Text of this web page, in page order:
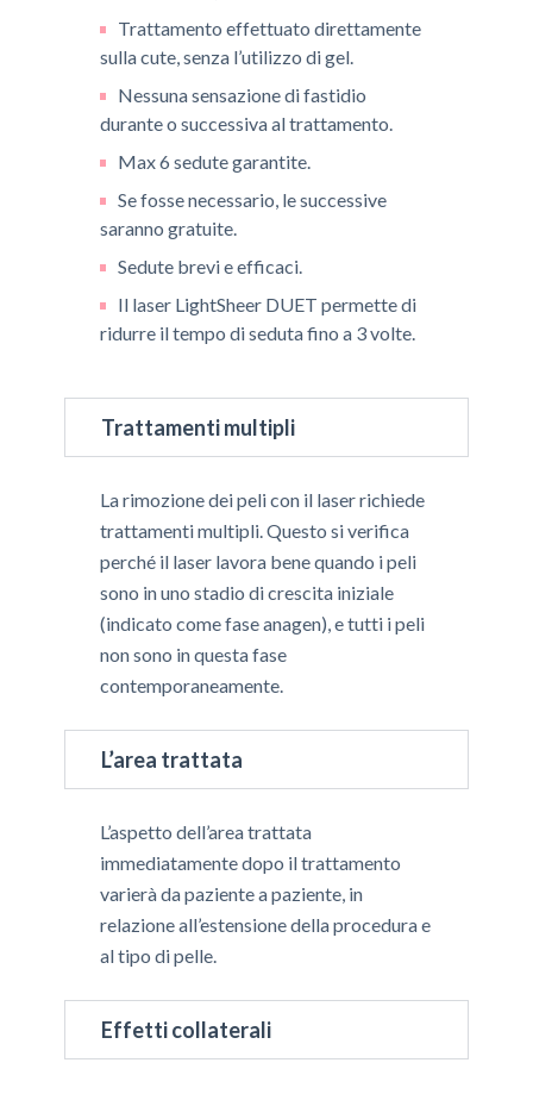
Trattamento effettuato direttamente
sulla cute, senza l’utilizzo di gel.
Nessuna sensazione di fastidio
durante o successiva al trattamento.
Max 6 sedute garantite.
Se fosse necessario, le successive
saranno gratuite.
Sedute brevi e efficaci.
Il laser LightSheer DUET permette di
ridurre il tempo di seduta fino a 3 volte.
Trattamenti multipli
La rimozione dei peli con il laser richiede
trattamenti multipli. Questo si verifica
perché il laser lavora bene quando i peli
sono in uno stadio di crescita iniziale
(indicato come fase anagen), e tutti i peli
non sono in questa fase
contemporaneamente.
L’area trattata
L’aspetto dell’area trattata
immediatamente dopo il trattamento
varierà da paziente a paziente, in
relazione all’estensione della procedura e
al tipo di pelle.
Effetti collaterali